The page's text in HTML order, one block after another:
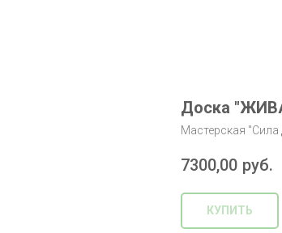
Доска
Мастерская "Сила
7300,00 руб.
КУПИТЬ